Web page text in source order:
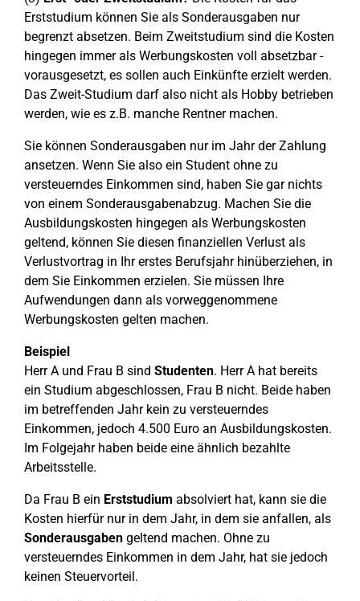
Erststudium können Sie als Sonderausgaben nur
begrenzt absetzen. Beim Zweitstudium sind die Kosten
hingegen immer als Werbungskosten voll absetzbar -
vorausgesetzt, es sollen auch Einkünfte erzielt werden.
Das Zweit-Studium darf also nicht als Hobby betrieben
werden, wie es z.B. manche Rentner machen.
Sie können Sonderausgaben nur im Jahr der Zahlung
ansetzen. Wenn Sie also ein Student ohne zu
versteuerndes Einkommen sind, haben Sie gar nichts
von einem Sonderausgabenabzug. Machen Sie die
Ausbildungskosten hingegen als Werbungskosten
geltend, können Sie diesen finanziellen Verlust als
Verlustvortrag in Ihr erstes Berufsjahr hinüberziehen, in
dem Sie Einkommen erzielen. Sie müssen Ihre
Aufwendungen dann als vorweggenommene
Werbungskosten gelten machen.
Beispiel
Herr A und Frau B sind Studenten. Herr A hat bereits
ein Studium abgeschlossen, Frau B nicht. Beide haben
im betreffenden Jahr kein zu versteuerndes
Einkommen, jedoch 4.500 Euro an Ausbildungskosten.
Im Folgejahr haben beide eine ähnlich bezahlte
Arbeitsstelle.
Da Frau B ein Erststudium absolviert hat, kann sie die
Kosten hierfür nur in dem Jahr, in dem sie anfallen, als
Sonderausgaben geltend machen. Ohne zu
versteuerndes Einkommen in dem Jahr, hat sie jedoch
keinen Steuervorteil.